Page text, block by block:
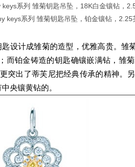
系列 雏菊钥匙吊坠，18K白金镶钻，
keys系列 雏菊钥匙吊坠，铂金镶钻，
计成雏菊的造型，优雅高贵。雏
而铂金铸造的钥匙确镶嵌满钻，雏
突出了蒂芙尼把经典传承的精神。
央镶黄钻的。